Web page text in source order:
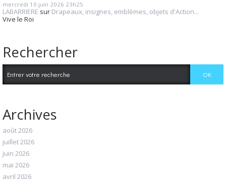
mercredi 10 juin 2026 23h25
LABARRIERE sur Drapeaux, insignes, emblèmes, objets d'Action...
Vive le Roi
Rechercher
Archives
août 2026
juillet 2026
juin 2026
mai 2026
avril 2026